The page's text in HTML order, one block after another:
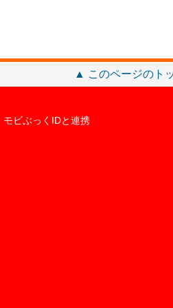
▲ このページのト
モビぶっくIDと連携